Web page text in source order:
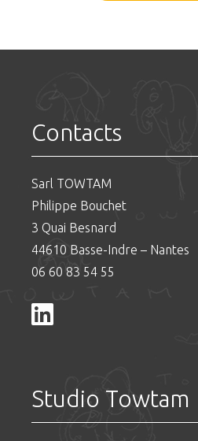
Contacts
Sarl TOWTAM
Philippe Bouchet
3 Quai Besnard
44610 Basse-Indre – Nantes
06 60 83 54 55
Studio Towtam